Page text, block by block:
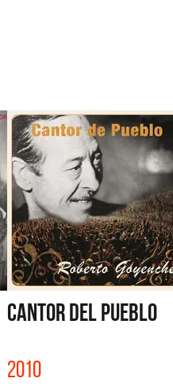
CANTOR DEL PUEBLO
2010